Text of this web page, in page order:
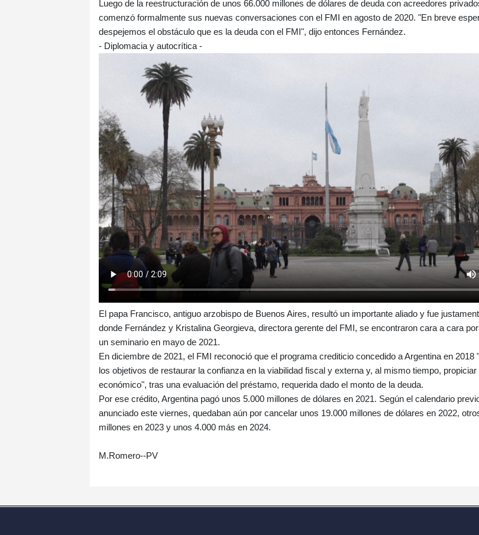
Luego de la reestructuración de unos 66.000 millones de dólares de deuda con acreedores
comenzó formalmente sus nuevas conversaciones con el FMI en agosto de 2020. "En breve
despejemos el obstáculo que es la deuda con el FMI", dijo entonces Fernández.
- Diplomacia y autocrítica -
El papa Francisco, antiguo arzobispo de Buenos Aires, resultó un importante aliado y fue
donde Fernández y Kristalina Georgieva, directora gerente del FMI, se encontraron cara a cara
un seminario en mayo de 2021.
En diciembre de 2021, el FMI reconoció que el programa crediticio concedido a Argentina en 2018
los objetivos de restaurar la confianza en la viabilidad fiscal y externa y, al mismo tiempo,
económico", tras una evaluación del préstamo, requerida dado el monto de la deuda.
Por ese crédito, Argentina pagó unos 5.000 millones de dólares en 2021. Según el calendario
anunciado este viernes, quedaban aún por cancelar unos 19.000 millones de dólares en 2022,
millones en 2023 y unos 4.000 más en 2024.
M.Romero--PV